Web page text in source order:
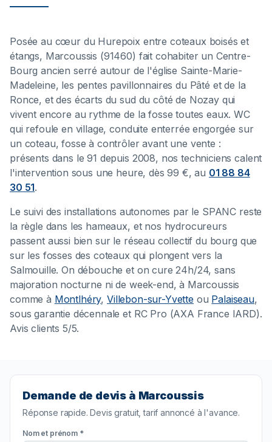
Posée au cœur du Hurepoix entre coteaux boisés et
étangs, Marcoussis (91460) fait cohabiter un Centre-
Bourg ancien serré autour de l'église Sainte-Marie-
Madeleine, les pentes pavillonnaires du Pâté et de la
Ronce, et des écarts du sud du côté de Nozay qui
vivent encore au rythme de la fosse toutes eaux. WC
qui refoule en village, conduite enterrée engorgée sur
un coteau, fosse à contrôler avant une vente :
présents dans le 91 depuis 2008, nos techniciens calent
l'intervention sous une heure, dès 99 €, au 01 88 84
30 51.
Le suivi des installations autonomes par le SPANC reste
la règle dans les hameaux, et nos hydrocureurs
passent aussi bien sur le réseau collectif du bourg que
sur les fosses des coteaux qui plongent vers la
Salmouille. On débouche et on cure 24h/24, sans
majoration nocturne ni de week-end, à Marcoussis
comme à Montlhéry, Villebon-sur-Yvetteou Palaiseau,
sous garantie décennale et RC Pro (AXA France IARD).
Avis clients 5/5.
Demande de devis à Marcoussis
Réponse rapide. Devis gratuit, tarif annoncé à l'avance.
Nom et prénom *